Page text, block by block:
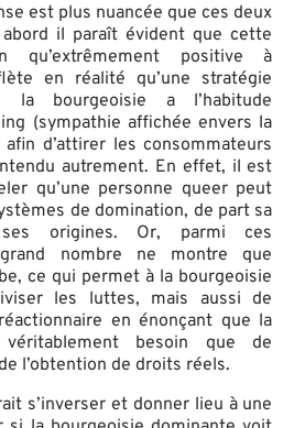
est plus nuancée que ces deux
il paraît évident que cette
qu’extrêmement positive à
en réalité qu’une stratégie
la bourgeoisie a l’habitude
(sympathie affichée envers la
d’attirer les consommateurs
autrement. En effet, il est
qu’une personne queer peut
de domination, de part sa
origines. Or, parmi ces
nombre ne montre que
ce qui permet à la bourgeoisie
les luttes, mais aussi de
en énonçant que la
véritablement besoin que de
l’obtention de droits réels.
s’inverser et donner lieu à une